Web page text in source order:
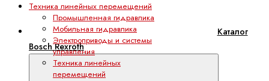
Каталог
Bosch Rexroth
Техника линейных перемещений
Промышленная гидравлика
Мобильная гидравлика
Электроприводы и системы
управления
Техника линейных
перемещений